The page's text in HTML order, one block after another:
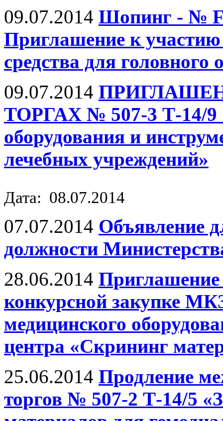
09.07.2014 Шопинг - №
Приглашение к участию
средства для
09.07.2014
ТОРГАХ № 507-3 Т-14/9
оборудования и
лечебных учреждений»
Дата: 08.07.2014
07.07.2014 Объявление
должности
28.06.2014
конкурсной закупке
медицинского
центра «Скрининг
25.06.2014 Продление
торгов № 507-2 Т-14/5